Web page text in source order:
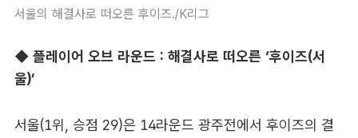
서울의 해결사로 떠오른 후이즈./K리그
◆ 플레이어 오브 라운드 : 해결사로 떠오른 ‘후이즈(서
울)’
서울(1위, 승점 29)은 14라운드 광주전에서 후이즈의 결